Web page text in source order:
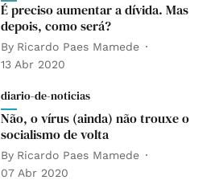
É preciso aumentar a dívida. Mas
depois, como será?
By Ricardo Paes Mamede
13 Abr 2020
diario-de-noticias
Não, o vírus (ainda) não trouxe o
socialismo de volta
By Ricardo Paes Mamede
07 Abr 2020